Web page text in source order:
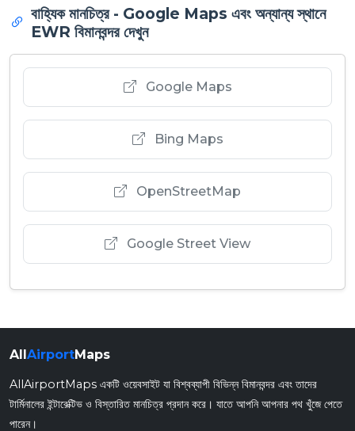
বাহ্যিক মানচিত্র - Google Maps এবং অন্যান্য স্থানে
EWR বিমানবন্দর দেখুন
Google Maps
Bing Maps
OpenStreetMap
Google Street View
AllAirportMaps
AllAirportMaps একটি ওয়েবসাইট যা বিশ্বব্যাপী বিভিন্ন বিমানবন্দর এবং তাদের
টার্মিনালের ইন্টারেক্টিভ ও বিস্তারিত মানচিত্র প্রদান করে। যাতে আপনি আপনার পথ খুঁজে পেতে
পারেন।